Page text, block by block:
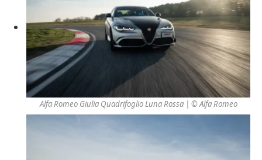
Alfa Romeo Giulia Quadrifoglio Luna Rossa | © Alfa Romeo